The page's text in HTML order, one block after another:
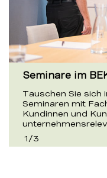
Seminare im
Tauschen Sie sich
Seminaren mit
Kundinnen und
1/3